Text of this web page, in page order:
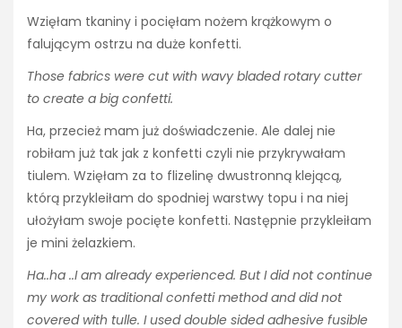
Wzięłam tkaniny i pocięłam nożem krążkowym o
falującym ostrzu na duże konfetti.
Those fabrics were cut with wavy bladed rotary cutter
to create a big confetti.
Ha, przecież mam już doświadczenie. Ale dalej nie
robiłam już tak jak z konfetti czyli nie przykrywałam
tiulem. Wzięłam za to flizelinę dwustronną klejącą,
którą przykleiłam do spodniej warstwy topu i na niej
ułożyłam swoje pocięte konfetti. Następnie przykleiłam
je mini żelazkiem.
Ha..ha ..I am already experienced. But I did not continue
my work as traditional confetti method and did not
covered with tulle. I used double sided adhesive fusible